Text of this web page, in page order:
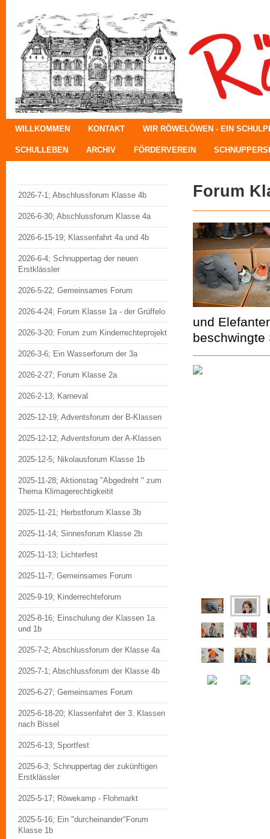
WILLKOMMEN KONTAKT WIR RÖWELÖWEN - EIN
SCHULLEBEN ARCHIV FÖRDERVEREIN
2026-7-1; Abschlussforum Klasse 4b
2026-6-30; Abschlussforum Klasse 4a
2026-6-15-19; Klassenfahrt 4a und 4b
2026-6-4; Schnuppertag der neuen
Erstklässler
2026-5-22; Gemeinsames Forum
2026-4-24; Forum Klasse 1a - der Grüffelo
2026-3-20; Forum zum Kinderrechteprojekt
2026-3-6; Ein Wasserforum der 3a
2026-2-27; Forum Klasse 2a
2026-2-13; Karneval
2025-12-19; Adventsforum der B-Klassen
2025-12-12; Adventsforum der A-Klassen
2025-12-5; Nikolausforum Klasse 1b
2025-11-28; Aktionstag "Abgedreht " zum
Thema Klimagerechtigkeitit
2025-11-21; Herbstforum Klasse 3b
2025-11-14; Sinnesforum Klasse 2b
2025-11-13; Lichterfest
2025-11-7; Gemeinsames Forum
2025-9-19; Kinderrechteforum
2025-8-16; Einschulung der Klassen 1a
und 1b
2025-7-2; Abschlussforum der Klasse 4a
2025-7-1; Abschlussforum der Klasse 4b
2025-6-27; Gemeinsames Forum
2025-6-18-20; Klassenfahrt der 3. Klassen
nach Bissel
2025-6-13; Sportfest
2025-6-3; Schnuppertag der zukünftigen
Erstklässler
2025-5-17; Röwekamp - Flohmarkt
2025-5-16; Ein "durcheinander"Forum
Klasse 1b
Forum
und
beschwingte